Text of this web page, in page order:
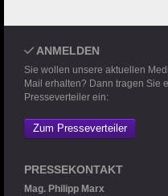
ANMELDEN
Sie wollen unsere aktuellen
Mail erhalten? Dann tragen Sie
Presseverteiler ein:
Zum Presseverteiler
PRESSEKONTAKT
Mag. Philipp Marx